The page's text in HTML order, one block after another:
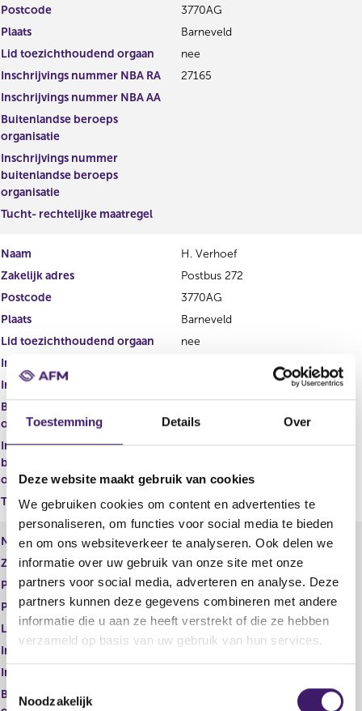
Toestemming Details Over
Deze website maakt gebruik van cookies
We gebruiken cookies om content en advertenties te
personaliseren, om functies voor social media te bieden
en om ons websiteverkeer te analyseren. Ook delen we
informatie over uw gebruik van onze site met onze
partners voor social media, adverteren en analyse. Deze
partners kunnen deze gegevens combineren met andere
informatie die u aan ze heeft verstrekt of die ze hebben
verzameld op basis van uw gebruik van hun services.
Noodzakelijk
Postcode
3770AG
Plaats
Barneveld
Lid toezichthoudend orgaan
nee
Inschrijvings nummer NBA RA
27165
Inschrijvings nummer NBA AA
Buitenlandse beroeps
organisatie
Inschrijvings nummer
buitenlandse beroeps
organisatie
Tucht- rechtelijke maatregel
Naam
H. Verhoef
Zakelijk adres
Postbus 272
Postcode
3770AG
Plaats
Barneveld
Lid toezichthoudend orgaan
nee
Inschrijvings nummer NBA RA
Inschrijvings nummer NBA AA
Buitenlandse beroeps
organisatie
Inschrijvings nummer
buitenlandse beroeps
organisatie
Tucht- rechtelijke maatregel
Naam
L.M.W. van der Vliet
Zakelijk adres
Postbus 272
Postcode
3770AG
Plaats
Barneveld
Lid toezichthoudend orgaan
nee
Inschrijvings nummer NBA RA
33532
Inschrijvings nummer NBA AA
Buitenlandse beroeps